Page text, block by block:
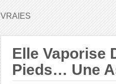
VRAIES
Elle Vaporise
Pieds… Une